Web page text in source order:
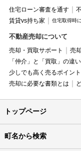
住宅ローン審査を通す
賃貸vs持ち家
住宅取得時
不動産売却について
売却・買取サポート 売
「仲介」と「買取」の違い
少しでも高く売るポイント
売却に必要な書類とは
トップページ
町名から検索